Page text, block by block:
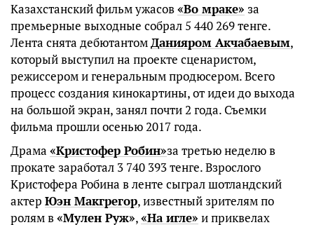
Казахстанский фильм ужасов«Во мраке» за
премьерные выходные собрал 5 440 269 тенге.
Лента снята дебютантомДанияром Акчабаевым,
который выступил на проекте сценаристом,
режиссером и генеральным продюсером. Всего
процесс создания кинокартины, от идеи до выхода
на большой экран, занял почти 2 года. Съемки
фильма прошли осенью 2017 года.
Драма «Кристофер Робин»за третью неделю в
прокате заработал 3 740 393 тенге. Взрослого
Кристофера Робина в ленте сыграл шотландский
актер Юэн Макгрегор, известный зрителям по
ролям в«Мулен Руж»,«На игле» и приквелах